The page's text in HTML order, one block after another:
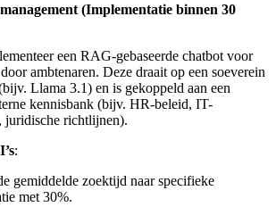
(Implementatie binnen 30
een RAG-gebaseerde chatbot voor
ambtenaren. Deze draait op een soeverein
Llama 3.1) en is gekoppeld aan een
kennisbank (bijv. HR-beleid, IT-
juridische richtlijnen).
:
gemiddelde zoektijd naar specifieke
met 30%.